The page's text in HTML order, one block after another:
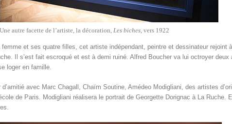
Une autre facette de l’artiste, la décoration, Les biches, vers 1922
femme et ses quatre filles, cet artiste indépendant, peintre et dessinateur rejoint
Il s’est fait escroqué et est à demi ruiné. Alfred Boucher va lui octroyer deux
loger en famille.
d’amitié avec Marc Chagall, Chaïm Soutine, Amédeo Modigliani, des artistes
de Paris. Modigliani réalisera le portrait de Georgette Dorignac à La Ruche.